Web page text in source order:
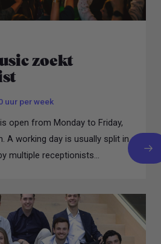
zoekt
uur per week
open from Monday to Friday,
A working day is usually split in
multiple receptionists...